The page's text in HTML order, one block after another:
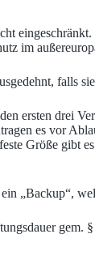
im
falls
ersten drei
es vor
Größe
„Backup“,